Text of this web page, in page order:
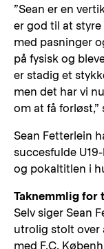
”Sean er en
er god til at
med pasninger
på fysisk og
er stadig et
men det har vi
om at få
Sean Fetterlein
succesfulde
og pokaltitlen i
Taknemmlig for
Selv siger Sean
utrolig stolt over
med F.C.